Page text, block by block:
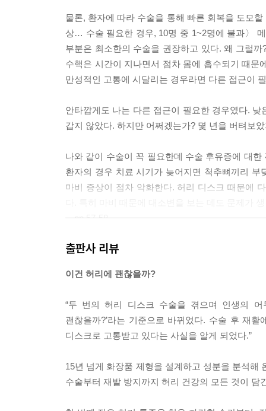
물론, 환자에 따라 수술을 통해 빠른 회복을 도모
상… 수술 필요한 경우, 10명 중 1~2명에 불과〉
부분은 최소한의 수술을 권장하고 있다. 왜 그럴
수핵은 시간이 지나면서 점차 몸에 흡수되기 때
만성적인 고통에 시달리는 경우라면 다른 접근이
안타깝게도 나는 다른 접근이 필요한 경우였다.
갑지 않았다. 하지만 어쩌겠는가? 몇 년을 버텨보
나와 같이 수술이 꼭 필요한데 수술 후유증에 대
환자의 경우 치료 시기가 늦어지면 척추뼈끼리
마비 증상이 점차 악화한다. 허리 디스크 때문에
---pp.57-58
15년의 연구 현장을, 15년의 통증과 함께하며 15
성’을 지니고 있다는 점이다.
특히 허리 디스크와 같은 신경 압박성 통증을 장
이를 ‘중추 감작(Central Sensitization)’이라 하
적기에 시행되는 약물 치료는 단순히 현재의 불편
---p.100
출판사 리뷰
이건 허리에 괜찮을까?
“두 번의 허리 디스크 수술을 겪으며 인생의
괜찮을까?’라는 기준으로 바뀌었다. 수술 후 재
디스크로 고통받고 있다는 사실을 알게 되었다.”
15년 넘게 화장품 제형을 설계하고 성분을 분석해
수술부터 재발 방지까지 허리 건강의 모든 것이